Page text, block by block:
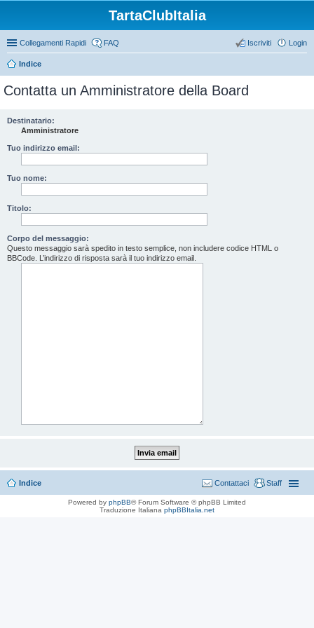
TartaClubItalia
Collegamenti Rapidi FAQ Login
Iscriviti
Indice
Contatta un Amministratore della Board
Destinatario:
Amministratore
Tuo indirizzo email:
Tuo nome:
Titolo:
Corpo del messaggio:
Questo messaggio sarà spedito in testo semplice, non includere codice HTML o
BBCode. L’indirizzo di risposta sarà il tuo indirizzo email.
Indice Staff
Contattaci
Powered by phpBB® Forum Software © phpBB Limited
Traduzione Italiana phpBBItalia.net